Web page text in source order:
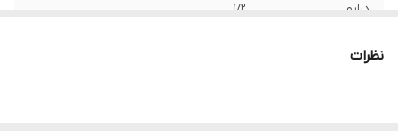
درایو 1/2
نظرات